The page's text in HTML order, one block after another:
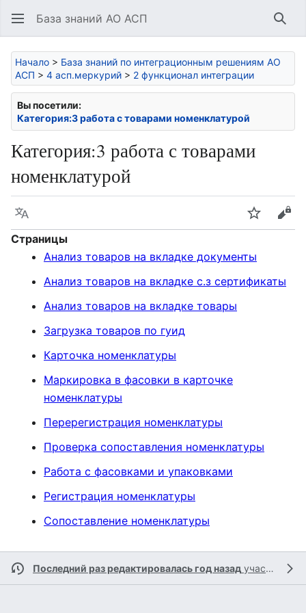
База знаний АО АСП
Начало > База знаний по интеграционным решениям АО
АСП > 4 асп.меркурий > 2 функционал интеграции
Вы посетили:
Категория:3 работа с товарами номенклатурой
Категория:3 работа с товарами
номенклатурой
Язык Следить
Страницы
Анализ товаров на вкладке документы
Анализ товаров на вкладке с.з сертификаты
Анализ товаров на вкладке товары
Загрузка товаров по гуид
Карточка номенклатуры
Маркировка в фасовки в карточке
номенклатуры
Перерегистрация номенклатуры
Проверка сопоставления номенклатуры
Работа с фасовками и упаковками
Регистрация номенклатуры
Сопоставление номенклатуры
Последний раз редактировалась год назад участником